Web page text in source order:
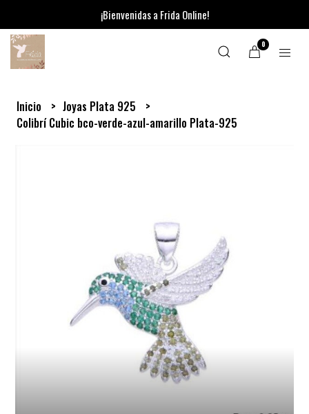
¡Bienvenidas a Frida Online!
0
Inicio
Joyas Plata 925
Colibrí Cubic bco-verde-azul-amarillo Plata-925